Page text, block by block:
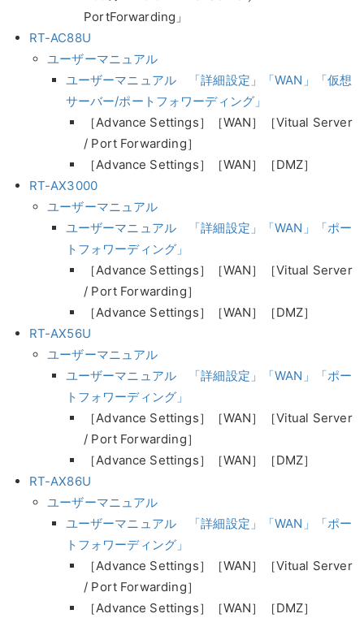
PortForwarding」
RT-AC88U
ユーザーマニュアル
ユーザーマニュアル 「詳細設定」「WAN」「仮想
サーバー/ポートフォワーディング」
［Advance Settings］［WAN］［Vitual Server
/ Port Forwarding］
［Advance Settings］［WAN］［DMZ］
RT-AX3000
ユーザーマニュアル
ユーザーマニュアル 「詳細設定」「WAN」「ポー
トフォワーディング」
［Advance Settings］［WAN］［Vitual Server
/ Port Forwarding］
［Advance Settings］［WAN］［DMZ］
RT-AX56U
ユーザーマニュアル
ユーザーマニュアル 「詳細設定」「WAN」「ポー
トフォワーディング」
［Advance Settings］［WAN］［Vitual Server
/ Port Forwarding］
［Advance Settings］［WAN］［DMZ］
RT-AX86U
ユーザーマニュアル
ユーザーマニュアル 「詳細設定」「WAN」「ポー
トフォワーディング」
［Advance Settings］［WAN］［Vitual Server
/ Port Forwarding］
［Advance Settings］［WAN］［DMZ］